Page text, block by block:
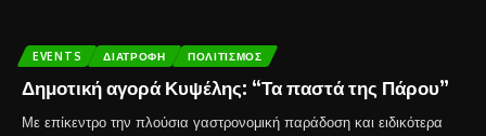
EVENTS ΔΙΑΤΡΟΦΉ ΠΟΛΙΤΙΣΜΌΣ
Δημοτική αγορά Κυψέλης: “Τα παστά της Πάρου”
Με επίκεντρο την πλούσια γαστρονομική παράδοση και ειδικότερα